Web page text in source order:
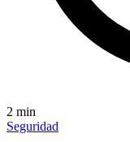
2 min
Seguridad